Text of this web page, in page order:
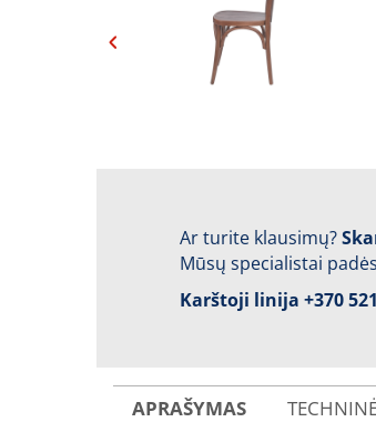
Ar turite klausimų?
Mūsų specialistai
Karštoji linija +370
APRAŠYMAS